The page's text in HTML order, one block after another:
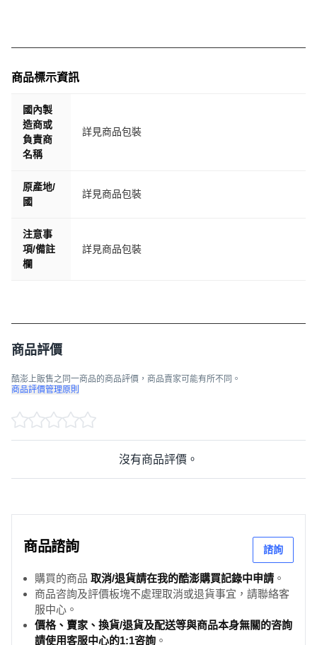
商品標示資訊
國內製
造商或
負責商
名稱
詳見商品包裝
原產地/
國
詳見商品包裝
注意事
項/備註
欄
詳見商品包裝
商品評價
酷澎上販售之同一商品的商品評價，商品賣家可能有所不同。
商品評價管理原則
沒有商品評價。
商品諮詢 諮詢
購買的商品 取消/退貨請在我的酷澎購買記錄中申請 。
商品咨詢及評價板塊不處理取消或退貨事宜，請聯絡客
服中心。
價格、賣家、換貨/退貨及配送等與商品本身無關的咨詢
請使用客服中心的1:1咨詢 。